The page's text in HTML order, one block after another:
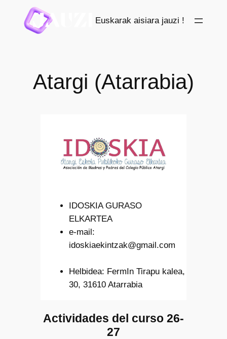
contenido
Euskarak aisiara jauzi !
Atargi (Atarrabia)
IDOSKIA GURASO
ELKARTEA
e-mail:
idoskiaekintzak@gmail.com
Helbidea: FermIn Tirapu kalea,
30, 31610 Atarrabia
Actividades del curso 26-
27